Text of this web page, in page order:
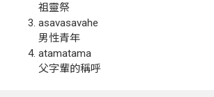
祖靈祭
asavasavahe
男性青年
atamatama
父字輩的稱呼